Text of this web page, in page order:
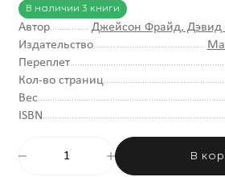
В наличии 3 книги
Автор Джейсон Фрайд, Дэвид
Издательство
Переплет
Кол-во страниц
Вес
ISBN
В